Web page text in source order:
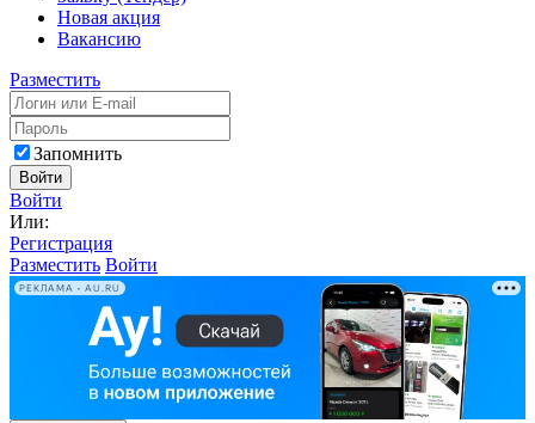
Новая акция
Вакансию
Разместить
Запомнить
Войти
Войти
Или:
Регистрация
Разместить Войти
РЕКЛАМА • AU.RU